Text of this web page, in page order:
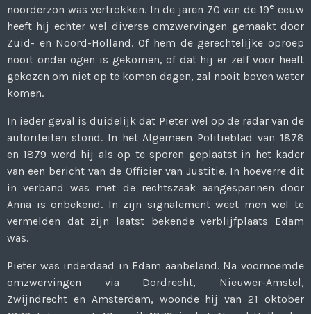
noorderzon was vertrokken. In de jaren 70 van de 19e eeuw
heeft hij echter wel diverse omzwervingen gemaakt door
Zuid- en Noord-Holland. Of hem de gerechtelijke oproep
nooit onder ogen is gekomen, of dat hij er zelf voor heeft
gekozen om niet op te komen dagen, zal nooit boven water
komen.
In ieder geval is duidelijk dat Pieter wel op de radar van de
autoriteiten stond. In het Algemeen Politieblad van 1878
en 1879 werd hij als op te sporen geplaatst in het kader
van een bericht van de Officier van Justitie. In hoeverre dit
in verband was met de rechtszaak aangespannen door
Anna is onbekend. In zijn signalement weet men wel te
vermelden dat zijn laatst bekende verblijfplaats Edam
was.
Pieter was inderdaad in Edam aanbeland. Na voornoemde
omzwervingen via Dordrecht, Nieuwer-Amstel,
Zwijndrecht en Amsterdam, woonde hij van 21 oktober